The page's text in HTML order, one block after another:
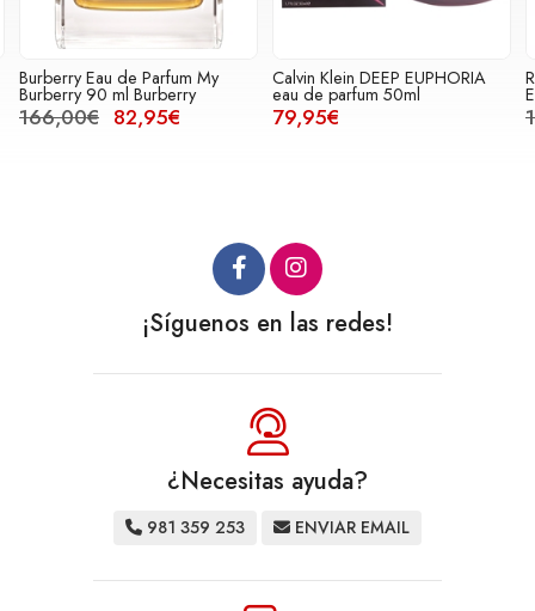
My Calvin Klein DEEP EUPHORIA
eau de parfum 50ml
79,95€
ROCHAS Tocade Edt
Eau de toilette
¡Síguenos en las redes!
¿Necesitas ayuda?
981 359 253 ENVIAR EMAIL